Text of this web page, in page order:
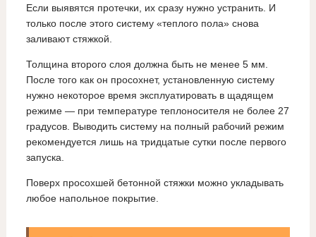
Если выявятся протечки, их сразу нужно устранить. И
только после этого систему «теплого пола» снова
заливают стяжкой.
Толщина второго слоя должна быть не менее 5 мм.
После того как он просохнет, установленную систему
нужно некоторое время эксплуатировать в щадящем
режиме — при температуре теплоносителя не более 27
градусов. Выводить систему на полный рабочий режим
рекомендуется лишь на тридцатые сутки после первого
запуска.
Поверх просохшей бетонной стяжки можно укладывать
любое напольное покрытие.